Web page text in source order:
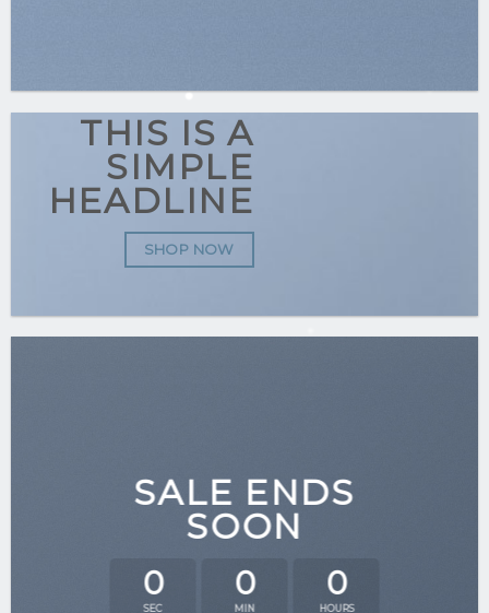
THIS IS A
SIMPLE
HEADLINE
SHOP NOW
SALE ENDS
SOON
0
HOURS
0
MIN
0
SEC